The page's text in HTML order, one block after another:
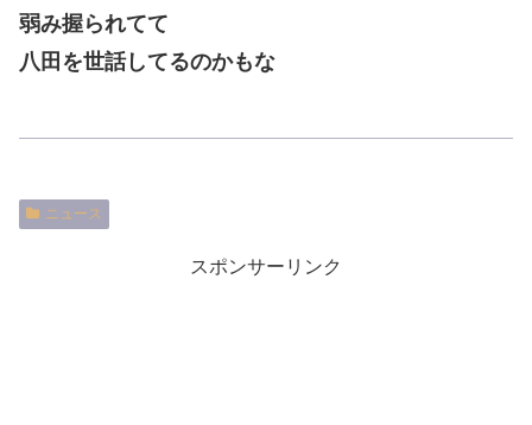
弱み握られてて
八田を世話してるのかもな
ニュース
スポンサーリンク